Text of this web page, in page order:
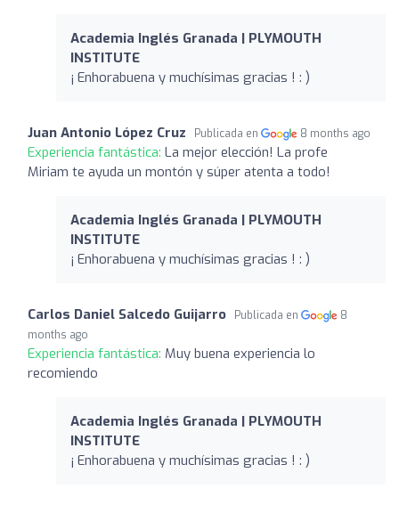
Academia Inglés Granada | PLYMOUTH
INSTITUTE
¡ Enhorabuena y muchísimas gracias ! : )
Juan Antonio López Cruz Publicada en 8 months ago
Experiencia fantástica: La mejor elección! La profe
Miriam te ayuda un montón y súper atenta a todo!
Academia Inglés Granada | PLYMOUTH
INSTITUTE
¡ Enhorabuena y muchísimas gracias ! : )
Carlos Daniel Salcedo Guijarro Publicada en
8
months ago
Experiencia fantástica: Muy buena experiencia lo
recomiendo
Academia Inglés Granada | PLYMOUTH
INSTITUTE
¡ Enhorabuena y muchísimas gracias ! : )